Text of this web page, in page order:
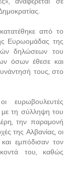
από το
Ευρωομάδας της
δηλώσεων του
όσων έθεσε και
τους, στο
ευρωβουλευτές
με τη σύλληψη του
την παραμονή
της Αλβανίας, οι
εμπόδισαν τον
του, καθώς